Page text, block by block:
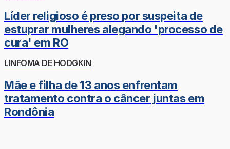
Líder religioso é preso por suspeita de
estuprar mulheres alegando 'processo de
cura' em RO
LINFOMA DE HODGKIN
Mãe e filha de 13 anos enfrentam
tratamento contra o câncer juntas em
Rondônia